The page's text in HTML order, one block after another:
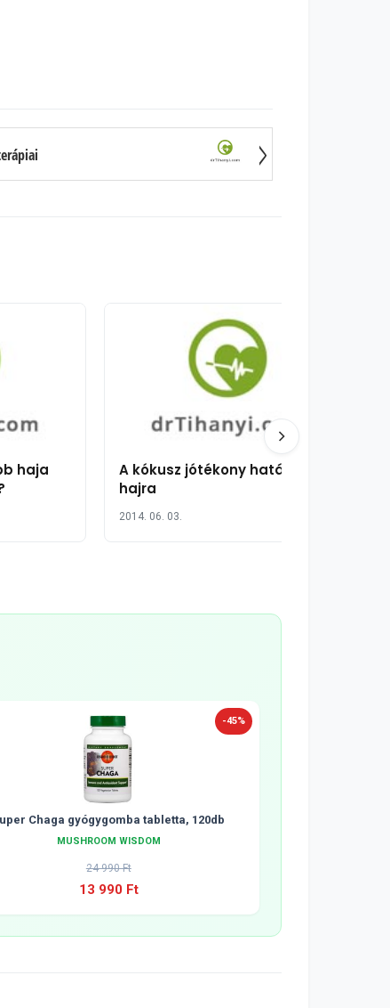
haja
A kókusz jótékony hatása a
hajra
2014. 06. 03.
-45%
Chaga gyógygomba tabletta, 120db
MUSHROOM WISDOM
24 990 Ft
13 990 Ft